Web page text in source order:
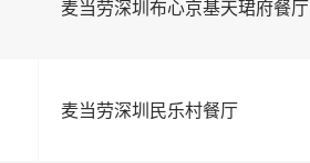
麦当劳深圳布心京基天珺府餐厅
麦当劳深圳民乐村餐厅